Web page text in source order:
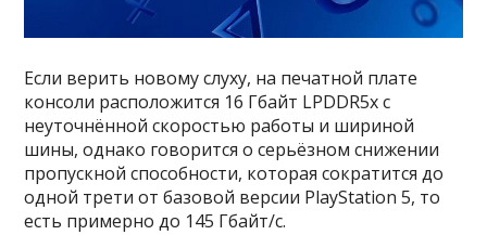
Если верить новому слуху, на печатной плате
консоли расположится 16 Гбайт LPDDR5x с
неуточнённой скоростью работы и шириной
шины, однако говорится о серьёзном снижении
пропускной способности, которая сократится до
одной трети от базовой версии PlayStation 5, то
есть примерно до 145 Гбайт/с.